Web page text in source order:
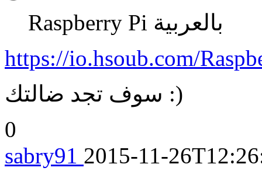
Raspberry Pi بالعربية
https://io.hsoub.com/
سوف تجد ضالتك :)
0
sabry91 2015-11-